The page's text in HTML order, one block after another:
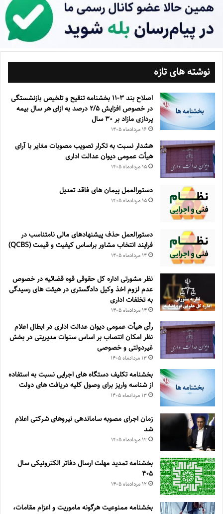
نوشته های تازه
اصلاح بند ۳‏-۱۱ بخشنامه تنقیح و تلخیص بازنشستگی
در خصوص افزایش ۵‏‏‏‏‏‏‏‏‏/۲ درصد به ازای هر سال بیمه
پردازی مازاد بر ۳۰‏ سال
۱۶ مرداد‌ماه ۱۴۰۵
هشدار نسبت به تکرار تصویب مصوبات مغایر با آرای
هیأت عمومی دیوان عدالت اداری
۱۵ مرداد‌ماه ۱۴۰۵
دستورالعمل پیمان های فاقد تعدیل
۱۵ مرداد‌ماه ۱۴۰۵
دستورالعمل حذف پيشنهادهای مالی نامتناسب در
فرايند انتخاب مشاور براساس كيفيت و قيمت (QCBS)
۱۴ مرداد‌ماه ۱۴۰۵
نظر مشورتی اداره کل حقوقی قوه قضائیه در خصوص
عدم لزوم اخذ وکیل دادگستری در هیئت های رسیدگی
به تخلفات اداری
۱۴ مرداد‌ماه ۱۴۰۵
رأی هیأت عمومی دیوان عدالت اداری در ابطال اعلام
نظر امکان انتصاب بر اساس سنوات مدیریتی در بخش
غیردولتی و خصوصی
۱۳ مرداد‌ماه ۱۴۰۵
بخشنامه تکلیف دستگاه های اجرایی نسبت به استفاده
از شناسه واریز برای وصول کلیه دریافت های دولت
۱۳ مرداد‌ماه ۱۴۰۵
زمان اجرای مصوبه ساماندهی نیروهای شرکتی اعلام
شد
۱۲ مرداد‌ماه ۱۴۰۵
بخشنامه تمدید مهلت ارسال دفاتر الکترونیکی سال
۴۰۵
۱۲ مرداد‌ماه ۱۴۰۵
بخشنامه ممنوعیت هرگونه ماموریت و اعزام مقامات،